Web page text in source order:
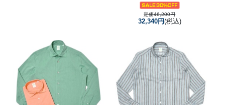
定価46,200円
32,340円(税込)